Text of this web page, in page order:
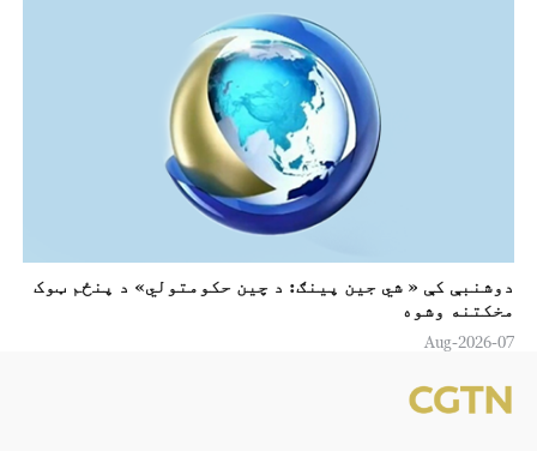
دوشنبې کې « شي جين پینګ: د چين حکومتولي» د پنځم ټوک
مخکتنه وشوه
07-Aug-2026